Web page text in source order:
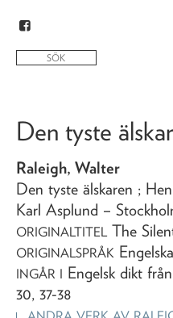
Den tyste
Raleigh, Walter
Den tyste älskaren ;
Karl Asplund –
ORIGINALTITEL The
ORIGINALSPRÅK Engelska
INGÅR I Engelsk dikt
30, 37-38